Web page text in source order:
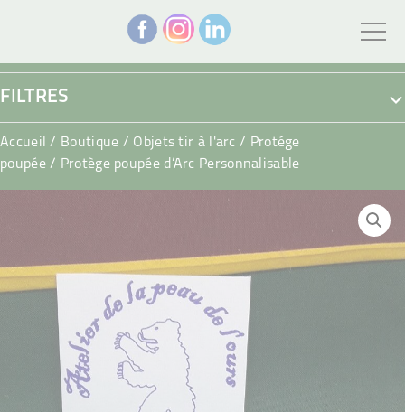
FILTRES
Accueil / Boutique / Objets tir à l'arc / Protége
poupée/ Protège poupée d’Arc Personnalisable